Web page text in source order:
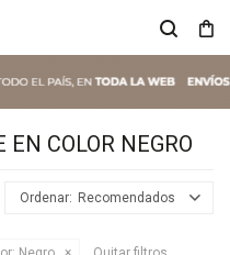
EN COLOR NEGRO
Recomendados